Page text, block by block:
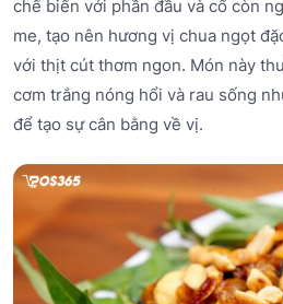
chế biến với phần đầu và cổ còn
me, tạo nên hương vị chua ngọt
với thịt cút thơm ngon. Món này
cơm trắng nóng hổi và rau sống
để tạo sự cân bằng về vị.